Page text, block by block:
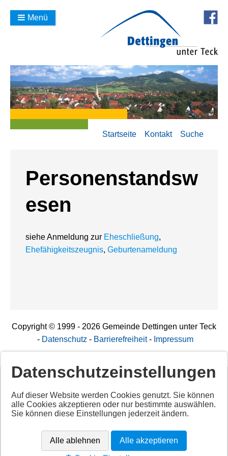
Menü
Startseite Kontakt Suche
Personenstandsw
esen
siehe Anmeldung zur Eheschließung,
Ehefähigkeitszeugnis, Geburtenameldung
Copyright © 1999 - 2026 Gemeinde Dettingen unter Teck
- Datenschutz- Barrierefreiheit- Impressum
Deaktiviertes Script!
Aktivieren Sie alle Cookies per Klick auf "Alle akzeptieren"
um diesen Inhalt anzuzeigen.
Anbieter: Unbekannt
https://app.cituro.com/booking-widget
Datenschutzeinstellungen
Auf dieser Website werden Cookies genutzt. Sie können
alle Cookies akzeptieren oder nur bestimmte auswählen.
Sie können diese Einstellungen jederzeit ändern.
Alle ablehnen Alle akzeptieren